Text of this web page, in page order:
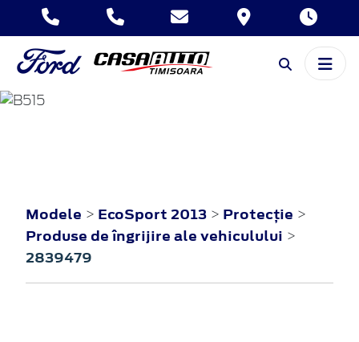
Modele > EcoSport 2013 > Protecţie >
Produse de îngrijire ale vehiculului >
2839479